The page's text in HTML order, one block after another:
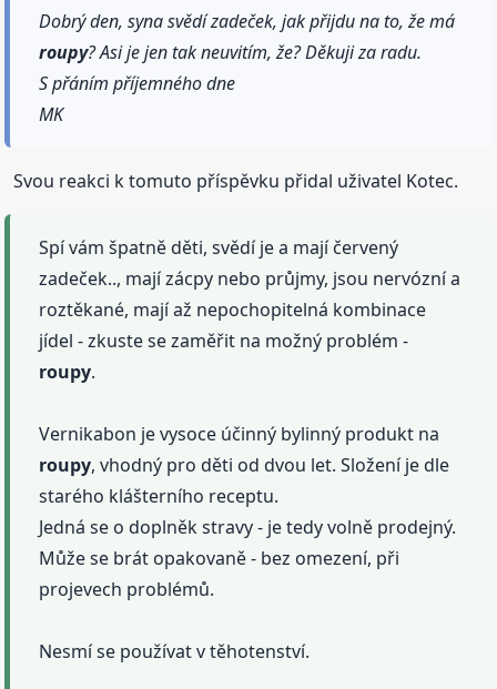
Dobrý den, syna svědí zadeček, jak přijdu na to, že má
roupy? Asi je jen tak neuvitím, že? Děkuji za radu.
S přáním příjemného dne
MK
Svou reakci k tomuto příspěvku přidal uživatel Kotec.
Spí vám špatně děti, svědí je a mají červený
zadeček.., mají zácpy nebo průjmy, jsou nervózní a
roztěkané, mají až nepochopitelná kombinace
jídel - zkuste se zaměřit na možný problém -
roupy.
Vernikabon je vysoce účinný bylinný produkt na
roupy, vhodný pro děti od dvou let. Složení je dle
starého klášterního receptu.
Jedná se o doplněk stravy - je tedy volně prodejný.
Může se brát opakovaně - bez omezení, při
projevech problémů.
Nesmí se používat v těhotenství.